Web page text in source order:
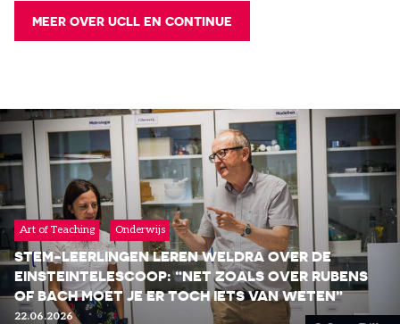
MEER OVER UCLL EN CONTINUE
Art of Teaching Onderwijs
STEM-LEERLINGEN LEREN WELDRA OVER DE
EINSTEINTELESCOOP: “NET ZOALS OVER RUBENS
OF BACH MOET JE ER TOCH IETS VAN WETEN”
22.06.2026